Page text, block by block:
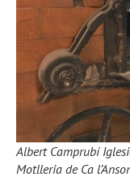
Albert Camprubí
Motlleria de Ca